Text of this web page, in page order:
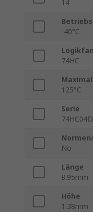
14
-40°C
74HC
125°C
Serie
74HC04D
No
Länge
8.95mm
Höhe
1.38mm